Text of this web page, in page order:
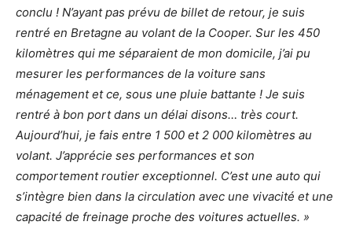
conclu ! N’ayant pas prévu de billet de retour, je suis
rentré en Bretagne au volant de la Cooper. Sur les 450
kilomètres qui me séparaient de mon domicile, j’ai pu
mesurer les performances de la voiture sans
ménagement et ce, sous une pluie battante ! Je suis
rentré à bon port dans un délai disons… très court.
Aujourd’hui, je fais entre 1 500 et 2 000 kilomètres au
volant. J’apprécie ses performances et son
comportement routier exceptionnel. C’est une auto qui
s’intègre bien dans la circulation avec une vivacité et une
capacité de freinage proche des voitures actuelles. »